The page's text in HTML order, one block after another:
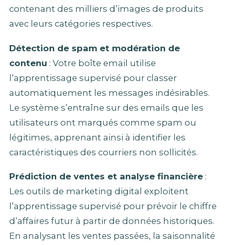
contenant des milliers d’images de produits
avec leurs catégories respectives.
Détection de spam et modération de
contenu : Votre boîte email utilise
l’apprentissage supervisé pour classer
automatiquement les messages indésirables.
Le système s’entraîne sur des emails que les
utilisateurs ont marqués comme spam ou
légitimes, apprenant ainsi à identifier les
caractéristiques des courriers non sollicités.
Prédiction de ventes et analyse financière :
Les outils de marketing digital exploitent
l’apprentissage supervisé pour prévoir le chiffre
d’affaires futur à partir de données historiques.
En analysant les ventes passées, la saisonnalité